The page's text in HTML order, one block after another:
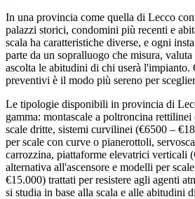
In una provincia come quella di Lecco
palazzi storici, condomini più recenti e
scala ha caratteristiche diverse, e ogni
parte da un sopralluogo che misura,
ascolta le abitudini di chi userà l'impianto.
preventivi è il modo più sereno per
Le tipologie disponibili in provincia di
gamma: montascale a poltroncina
scale dritte, sistemi curvilinei (€6500 –
per scale con curve o pianerottoli,
carrozzina, piattaforme elevatrici verticali
alternativa all'ascensore e modelli per
€15.000) trattati per resistere agli agenti
si studia in base alla scala e alle abitudini